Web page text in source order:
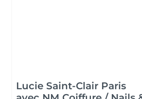
Lucie Saint-Clair Paris